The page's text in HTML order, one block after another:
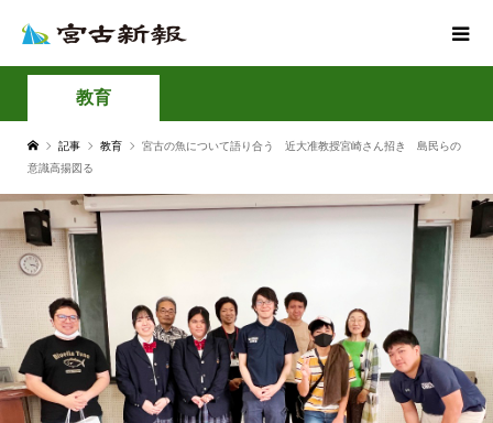
教育
記事 教育
宮古の魚について語り合う 近大准教授宮崎さん招き 島民らの
意識高揚図る